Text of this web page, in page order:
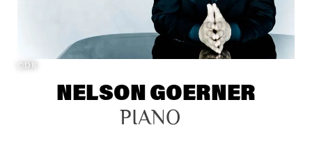
©DR
NELSON GOERNER
PIANO